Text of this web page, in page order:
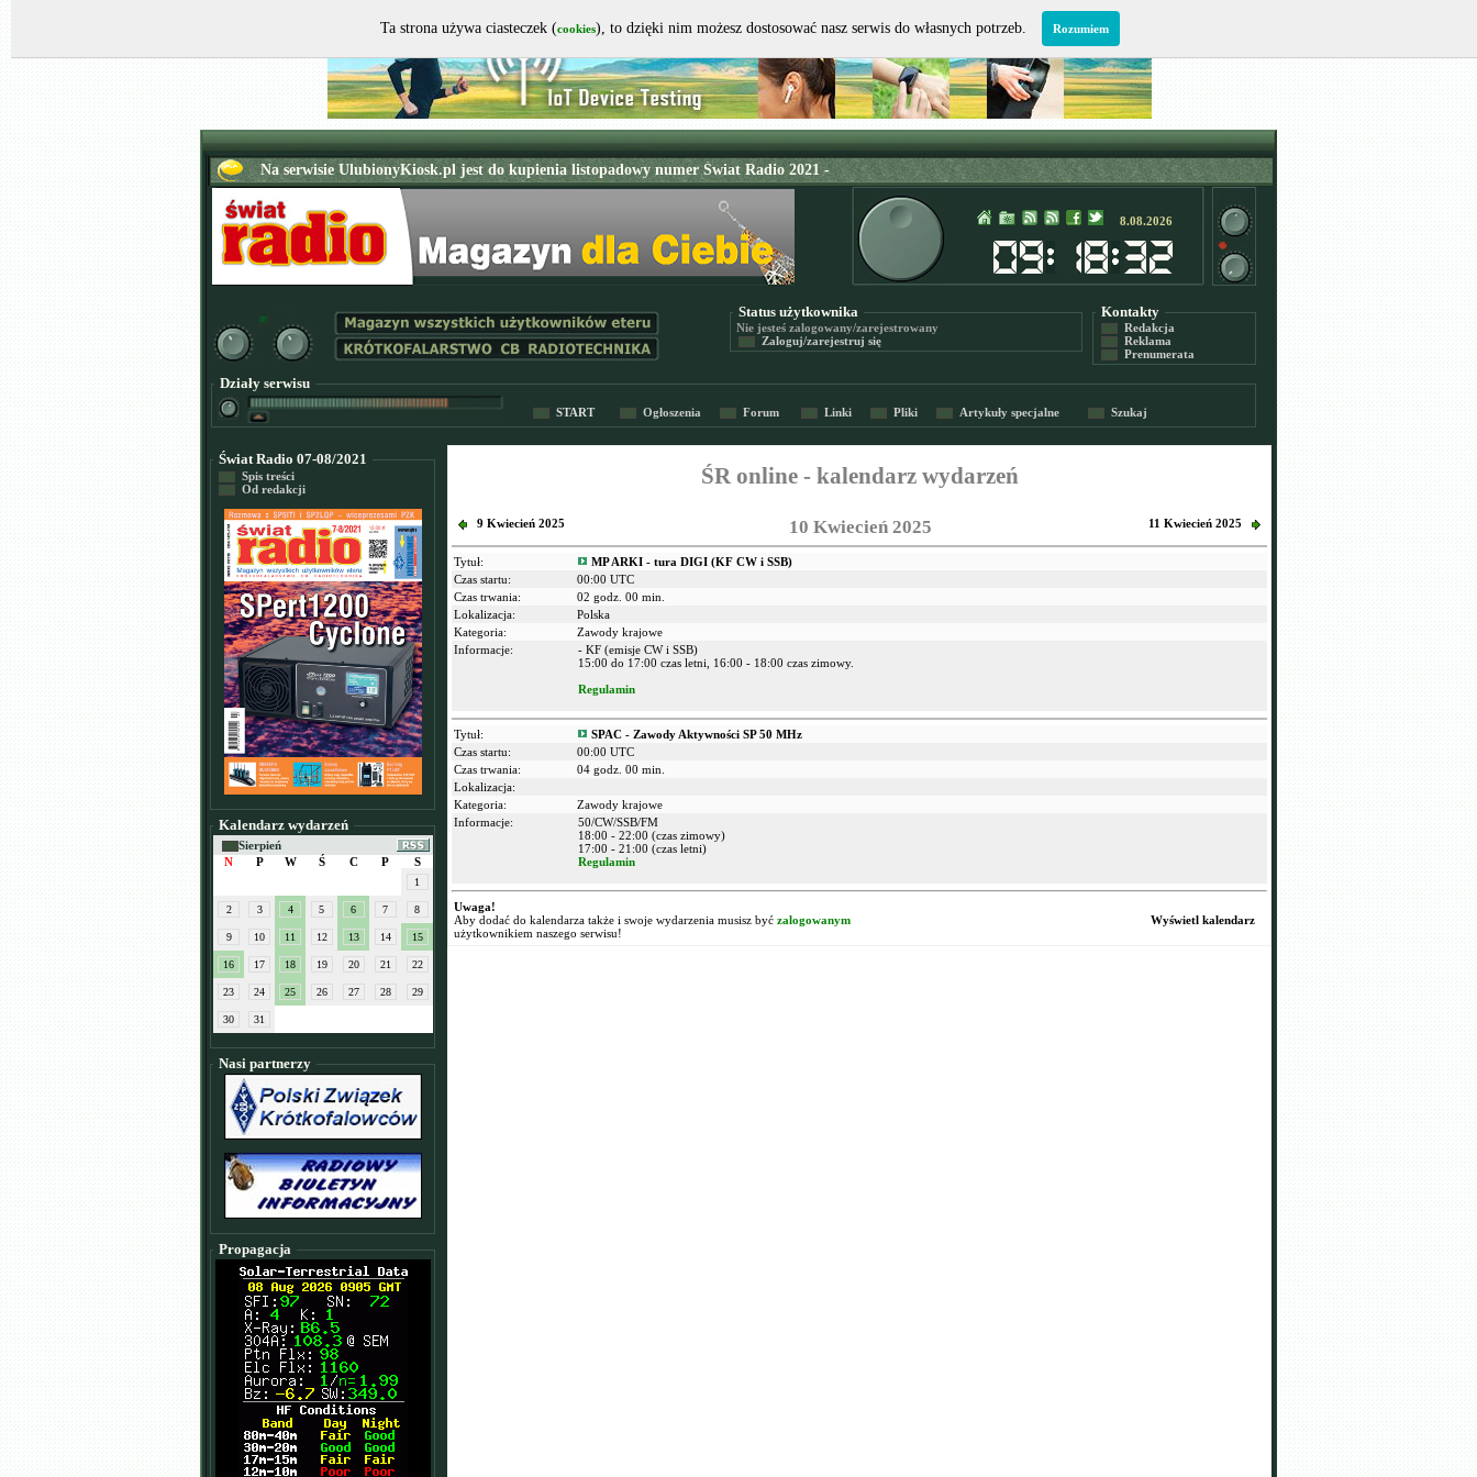
8.08.2026
Status użytkownika
Nie jesteś zalogowany/zarejestrowany
Zaloguj/zarejestruj się
Kontakty
Redakcja
Reklama
Prenumerata
Działy serwisu
START Ogłoszenia Forum Linki Pliki Artykuły specjalne Szukaj
Świat Radio 07-08/2021
Spis treści
Od redakcji
Kalendarz wydarzeń
Sierpień
N
P W Ś C P S
1
2 3 4 5 6 7 8
9 10 11 12 13 14 15
16 17 18 19 20 21 22
23 24 25 26 27 28 29
30 31
Nasi partnerzy
Propagacja
ŚR online - kalendarz wydarzeń
9 Kwiecień 2025 10 Kwiecień 2025 11 Kwiecień 2025
Tytuł:
MP ARKI - tura DIGI (KF CW i SSB)
Czas startu:
00:00 UTC
Czas trwania:
02 godz. 00 min.
Lokalizacja:
Polska
Kategoria:
Zawody krajowe
Informacje:
- KF (emisje CW i SSB)
15:00 do 17:00 czas letni, 16:00 - 18:00 czas zimowy.
Regulamin
Tytuł:
SPAC - Zawody Aktywności SP 50 MHz
Czas startu:
00:00 UTC
Czas trwania:
04 godz. 00 min.
Lokalizacja:
Kategoria:
Zawody krajowe
Informacje:
50/CW/SSB/FM
18:00 - 22:00 (czas zimowy)
17:00 - 21:00 (czas letni)
Regulamin
Uwaga!
Aby dodać do kalendarza także i swoje wydarzenia musisz być zalogowanym
użytkownikiem naszego serwisu!
Wyświetl kalendarz
Ta strona używa ciasteczek (cookies), to dzięki nim możesz dostosować nasz serwis do własnych potrzeb. Rozumiem